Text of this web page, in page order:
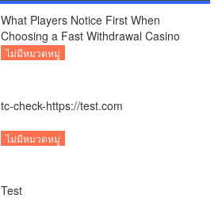
What Players Notice First When
Choosing a Fast Withdrawal Casino
UK
ไม่มีหมวดหมู่
tc-check-https://test.com
ไม่มีหมวดหมู่
Test